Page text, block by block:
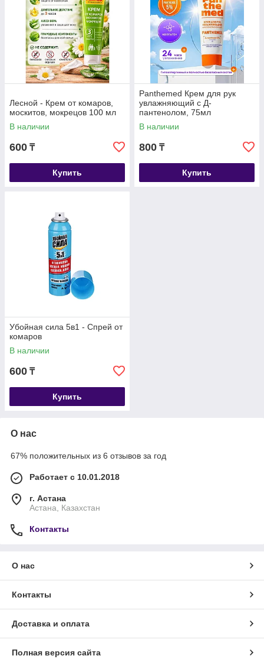
Лесной - Крем от комаров,
москитов, мокрецов 100 мл
В наличии
600 ₸
Купить
Panthemed Крем для рук
увлажняющий с Д-
пантенолом, 75мл
В наличии
800 ₸
Купить
Убойная сила 5в1 - Спрей от
комаров
В наличии
600 ₸
Купить
О нас
67% положительных из 6 отзывов за год
Работает с 10.01.2018
г. Астана
Астана, Казахстан
Контакты
О нас
Контакты
Доставка и оплата
Полная версия сайта